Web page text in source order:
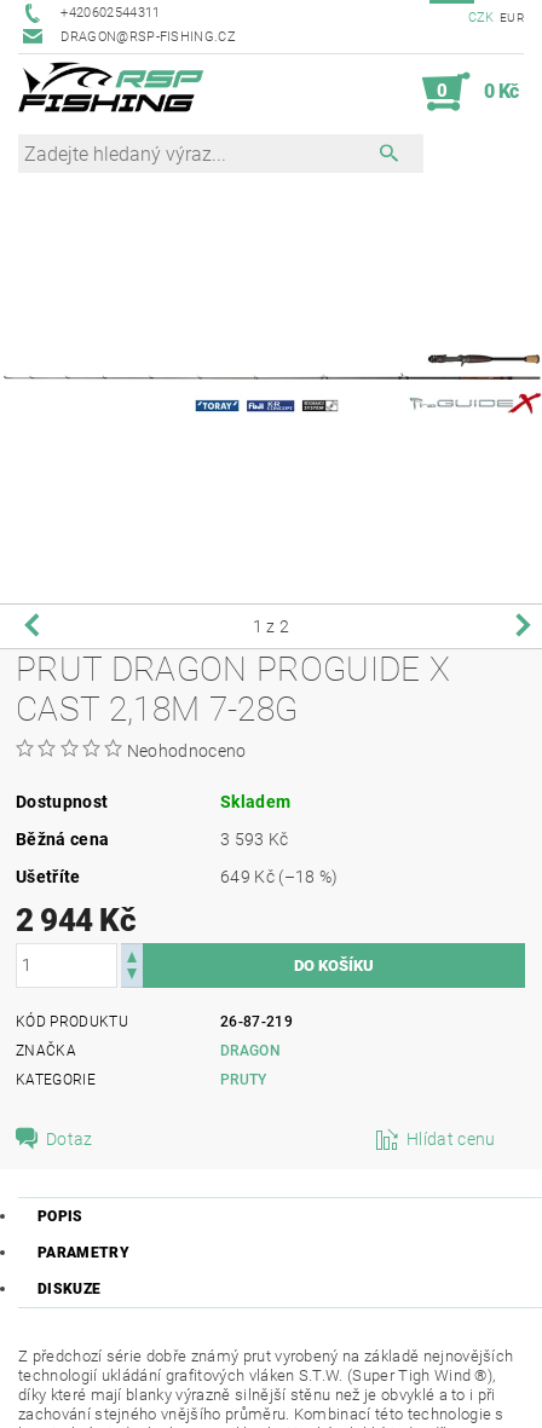
+420602544311
DRAGON@RSP-FISHING.CZ
CZK EUR
0 0 Kč
1 z 2
PRUT DRAGON PROGUIDE X
CAST 2,18M 7-28G
Neohodnoceno
Dostupnost
Skladem
Běžná cena
3 593 Kč
Ušetříte
649 Kč (–18 %)
2 944 Kč
KÓD PRODUKTU
26-87-219
ZNAČKA
DRAGON
KATEGORIE
PRUTY
Dotaz Hlídat cenu
POPIS
PARAMETRY
DISKUZE
Z předchozí série dobře známý prut vyrobený na základě nejnovějších
technologií ukládání grafitových vláken S.T.W. (Super Tigh Wind ®),
díky které mají blanky výrazně silnější stěnu než je obvyklé a to i při
zachování stejného vnějšího průměru. Kombinací této technologie s